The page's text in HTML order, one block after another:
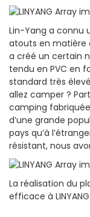
Lin-Yang a connu
atouts en matière
a créé un certain
tendu en PVC en
standard très
allez camper ?
camping
d’une grande
pays qu’à
résistant, nous
La réalisation du
efficace à